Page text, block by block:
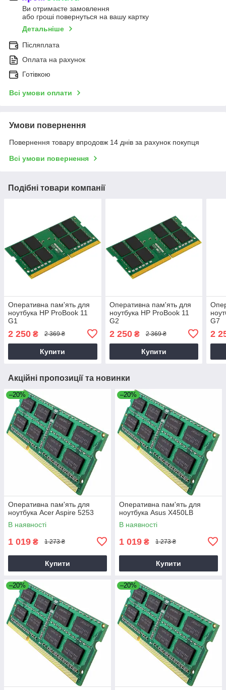
Ви отримаєте замовлення
або гроші повернуться на вашу картку
Детальніше
Післяплата
Оплата на рахунок
Готівкою
Всі умови оплати
Умови повернення
Повернення товару впродовж 14 днів за рахунок покупця
Всі умови повернення
Подібні товари компанії
Оперативна пам'ять для
ноутбука HP ProBook 11
G1
2 250 ₴ 2 369 ₴
Купити
Оперативна пам'ять для
ноутбука HP ProBook 11
G2
2 250₴ 2 369 ₴
Купити
G7
2
Акційні пропозиції та новинки
–20%
Оперативна пам'ять для
ноутбука Acer Aspire 5253
В наявності
1 019 ₴ 1 273 ₴
Купити
–20%
Оперативна пам'ять для
ноутбука Asus X450LB
В наявності
1 019 ₴ 1 273 ₴
Купити
–20% –20%